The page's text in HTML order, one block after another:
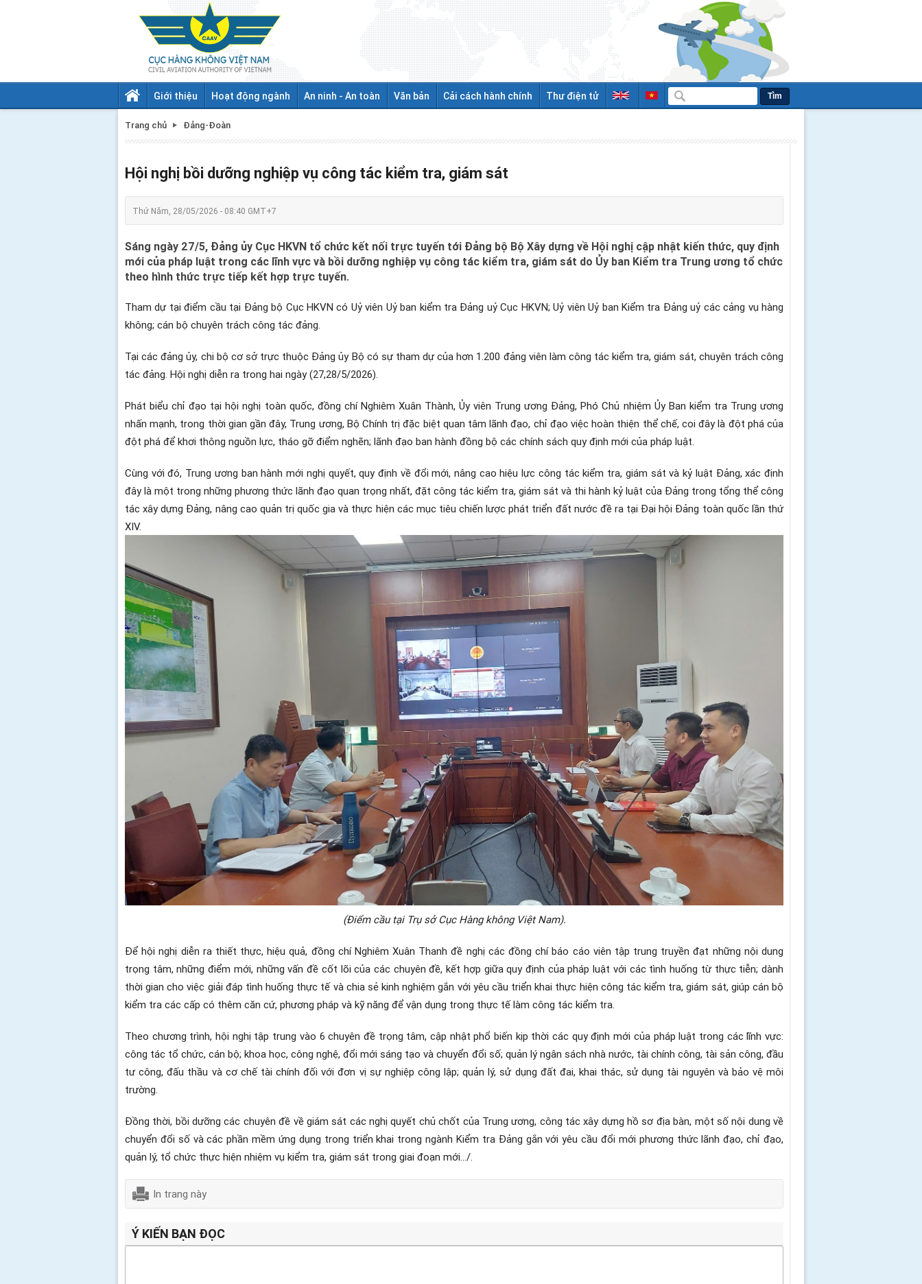
Giới thiệu Hoạt động ngành An ninh - An toàn Văn bản Cải cách hành chính Thư điện tử Tìm
Trang chủ Đảng-Đoàn
Hội nghị bồi dưỡng nghiệp vụ công tác kiểm tra, giám sát
Thứ Năm, 28/05/2026 - 08:40 GMT+7
Sáng ngày 27/5, Đảng ủy Cục HKVN tổ chức kết nối trực tuyến tới Đảng bộ Bộ Xây dựng về Hội nghị cập nhật kiến thức, quy định
mới của pháp luật trong các lĩnh vực và bồi dưỡng nghiệp vụ công tác kiểm tra, giám sát do Ủy ban Kiểm tra Trung ương tổ chức
theo hình thức trực tiếp kết hợp trực tuyến.
Tham dự tại điểm cầu tại Đảng bộ Cục HKVN có Uỷ viên Uỷ ban kiểm tra Đảng uỷ Cục HKVN; Uỷ viên Uỷ ban Kiểm tra Đảng uỷ các cảng vụ hàng
không; cán bộ chuyên trách công tác đảng.
Tại các đảng ủy, chi bộ cơ sở trực thuộc Đảng ủy Bộ có sự tham dự của hơn 1.200 đảng viên làm công tác kiểm tra, giám sát, chuyên trách công
tác đảng. Hội nghị diễn ra trong hai ngày (27,28/5/2026).
Phát biểu chỉ đạo tại hội nghị toàn quốc, đồng chí Nghiêm Xuân Thành, Ủy viên Trung ương Đảng, Phó Chủ nhiệm Ủy Ban kiểm tra Trung ương
nhấn mạnh, trong thời gian gần đây, Trung ương, Bộ Chính trị đặc biệt quan tâm lãnh đạo, chỉ đạo việc hoàn thiện thể chế, coi đây là đột phá của
đột phá để khơi thông nguồn lực, tháo gỡ điểm nghẽn; lãnh đạo ban hành đồng bộ các chính sách quy định mới của pháp luật.
Cùng với đó, Trung ương ban hành mới nghị quyết, quy định về đổi mới, nâng cao hiệu lực công tác kiểm tra, giám sát và kỷ luật Đảng, xác định
đây là một trong những phương thức lãnh đạo quan trọng nhất, đặt công tác kiểm tra, giám sát và thi hành kỷ luật của Đảng trong tổng thể công
tác xây dựng Đảng, nâng cao quản trị quốc gia và thực hiện các mục tiêu chiến lược phát triển đất nước đề ra tại Đại hội Đảng toàn quốc lần thứ
XIV.
(Điểm cầu tại Trụ sở Cục Hàng không Việt Nam).
Để hội nghị diễn ra thiết thực, hiệu quả, đồng chí Nghiêm Xuân Thanh đề nghị các đồng chí báo cáo viên tập trung truyền đạt những nội dung
trọng tâm, những điểm mới, những vấn đề cốt lõi của các chuyên đề, kết hợp giữa quy định của pháp luật với các tình huống từ thực tiễn; dành
thời gian cho việc giải đáp tình huống thực tế và chia sẻ kinh nghiệm gắn với yêu cầu triển khai thực hiện công tác kiểm tra, giám sát, giúp cán bộ
kiểm tra các cấp có thêm căn cứ, phương pháp và kỹ năng để vận dụng trong thực tế làm công tác kiểm tra.
Theo chương trình, hội nghị tập trung vào 6 chuyên đề trọng tâm, cập nhật phổ biến kịp thời các quy định mới của pháp luật trong các lĩnh vực:
công tác tổ chức, cán bộ; khoa học, công nghệ, đổi mới sáng tạo và chuyển đổi số; quản lý ngân sách nhà nước, tài chính công, tài sản công, đầu
tư công, đấu thầu và cơ chế tài chính đối với đơn vị sự nghiệp công lập; quản lý, sử dụng đất đai, khai thác, sử dụng tài nguyên và bảo vệ môi
trường.
Đồng thời, bồi dưỡng các chuyên đề về giám sát các nghị quyết chủ chốt của Trung ương, công tác xây dựng hồ sơ địa bàn, một số nội dung về
chuyển đổi số và các phần mềm ứng dụng trong triển khai trong ngành Kiểm tra Đảng gắn với yêu cầu đổi mới phương thức lãnh đạo, chỉ đạo,
quản lý, tổ chức thực hiện nhiệm vụ kiểm tra, giám sát trong giai đoạn mới…/.
In trang này
Ý KIẾN BẠN ĐỌC